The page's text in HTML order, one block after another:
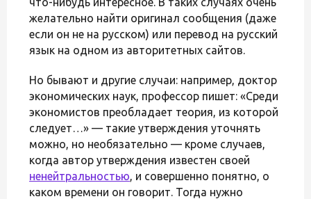
желательно найти оригинал сообщения (даже
если он не на русском) или перевод на русский
язык на одном из авторитетных сайтов.
Но бывают и другие случаи: например, доктор
экономических наук, профессор пишет: «Среди
экономистов преобладает теория, из которой
следует…» — такие утверждения уточнять
можно, но необязательно — кроме случаев,
когда автор утверждения известен своей
ненейтральностью, и совершенно понятно, о
каком времени он говорит. Тогда нужно